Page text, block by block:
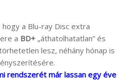
a Blu-ray Disc extra
a BD+ „áthatolhatatlan” és
lesz, néhány hónap is
rendszerét már lassan egy éve